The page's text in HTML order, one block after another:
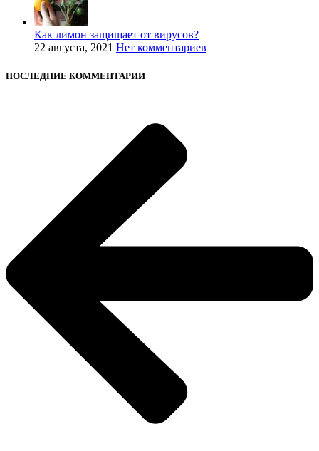
Как лимон защищает от вирусов?
22 августа, 2021 Нет комментариев
ПОСЛЕДНИЕ КОММЕНТАРИИ